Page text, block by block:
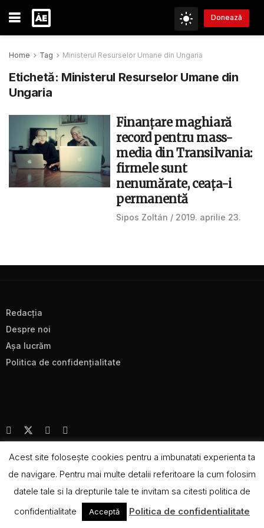
Donează
Home Tag Ministerul Resurselor Umane din Ungaria
Etichetă: Ministerul Resurselor Umane din
Ungaria
Finanţare maghiară
record pentru mass-
media din Transilvania:
firmele sunt
nenumărate, ceața-i
permanentă
Sipos Zoltán 2019. aprilie 23.
Redacţia
Despre noi
Aşa lucrăm
Politica de confidenţialitate
CC BY-NC-SA 4.0
Acest site foloseşte cookies pentru a imbunatati experienta ta
de navigare. Pentru mai multe detalii referitoare la cum folosim
datele tale si la drepturile tale te invitam sa citesti politica de
confidentialitate
Acceptă Politica de confidentialitate